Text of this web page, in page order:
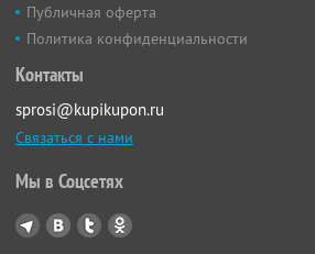
Публичная оферта
Политика конфиденциальности
Контакты
sprosi@kupikupon.ru
Связаться с нами
Мы в Соцсетях